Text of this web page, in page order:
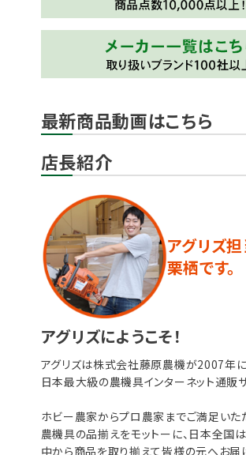
最新商品動画はこちら
店長紹介
アグリズ
栗栖です。
アグリズにようこそ！
アグリズは株式会社藤原農機が2007年
日本最大級の農機具インターネット通販サ
ホビー農家からプロ農家までご満足い
農機具の品揃えをモットーに、日本全国
中から商品を取り揃えて皆様の元へお届